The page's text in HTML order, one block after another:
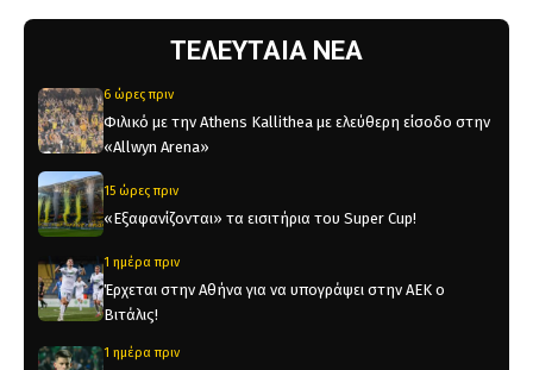
ΤΕΛΕΥΤΑΙΑ ΝΕΑ
6 ώρες πριν
Φιλικό με την Athens Kallithea με ελεύθερη είσοδο στην
«Allwyn Arena»
15 ώρες πριν
«Εξαφανίζονται» τα εισιτήρια του Super Cup!
1 ημέρα πριν
Έρχεται στην Αθήνα για να υπογράψει στην ΑΕΚ ο
Βιτάλις!
1 ημέρα πριν